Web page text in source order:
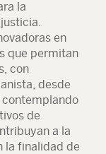
la
en
que permitan
con
desde
contemplando
de
a la
la finalidad de